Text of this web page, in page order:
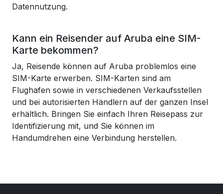
Datennutzung.
Kann ein Reisender auf Aruba eine SIM-
Karte bekommen?
Ja, Reisende können auf Aruba problemlos eine
SIM-Karte erwerben. SIM-Karten sind am
Flughafen sowie in verschiedenen Verkaufsstellen
und bei autorisierten Händlern auf der ganzen Insel
erhältlich. Bringen Sie einfach Ihren Reisepass zur
Identifizierung mit, und Sie können im
Handumdrehen eine Verbindung herstellen.